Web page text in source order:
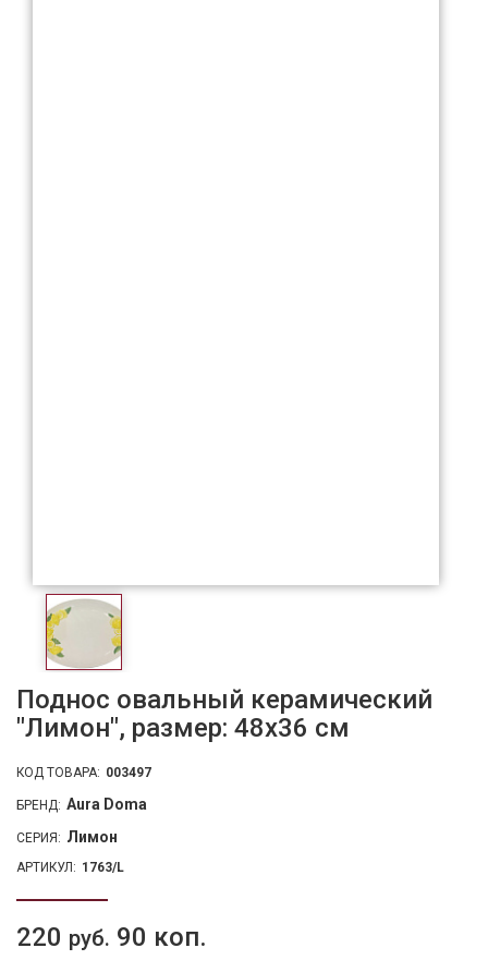
Поднос овальный керамический
"Лимон", размер: 48х36 см
КОД ТОВАРА: 003497
БРЕНД: Aura Doma
СЕРИЯ: Лимон
АРТИКУЛ: 1763/L
220 руб. 90 коп.